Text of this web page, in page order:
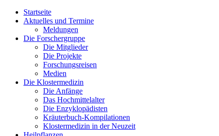
Startseite
Aktuelles und Termine
Meldungen
Die Forschergruppe
Die Mitglieder
Die Projekte
Forschungsreisen
Medien
Die Klostermedizin
Die Anfänge
Das Hochmittelalter
Die Enzyklopädisten
Kräuterbuch-Kompilationen
Klostermedizin in der Neuzeit